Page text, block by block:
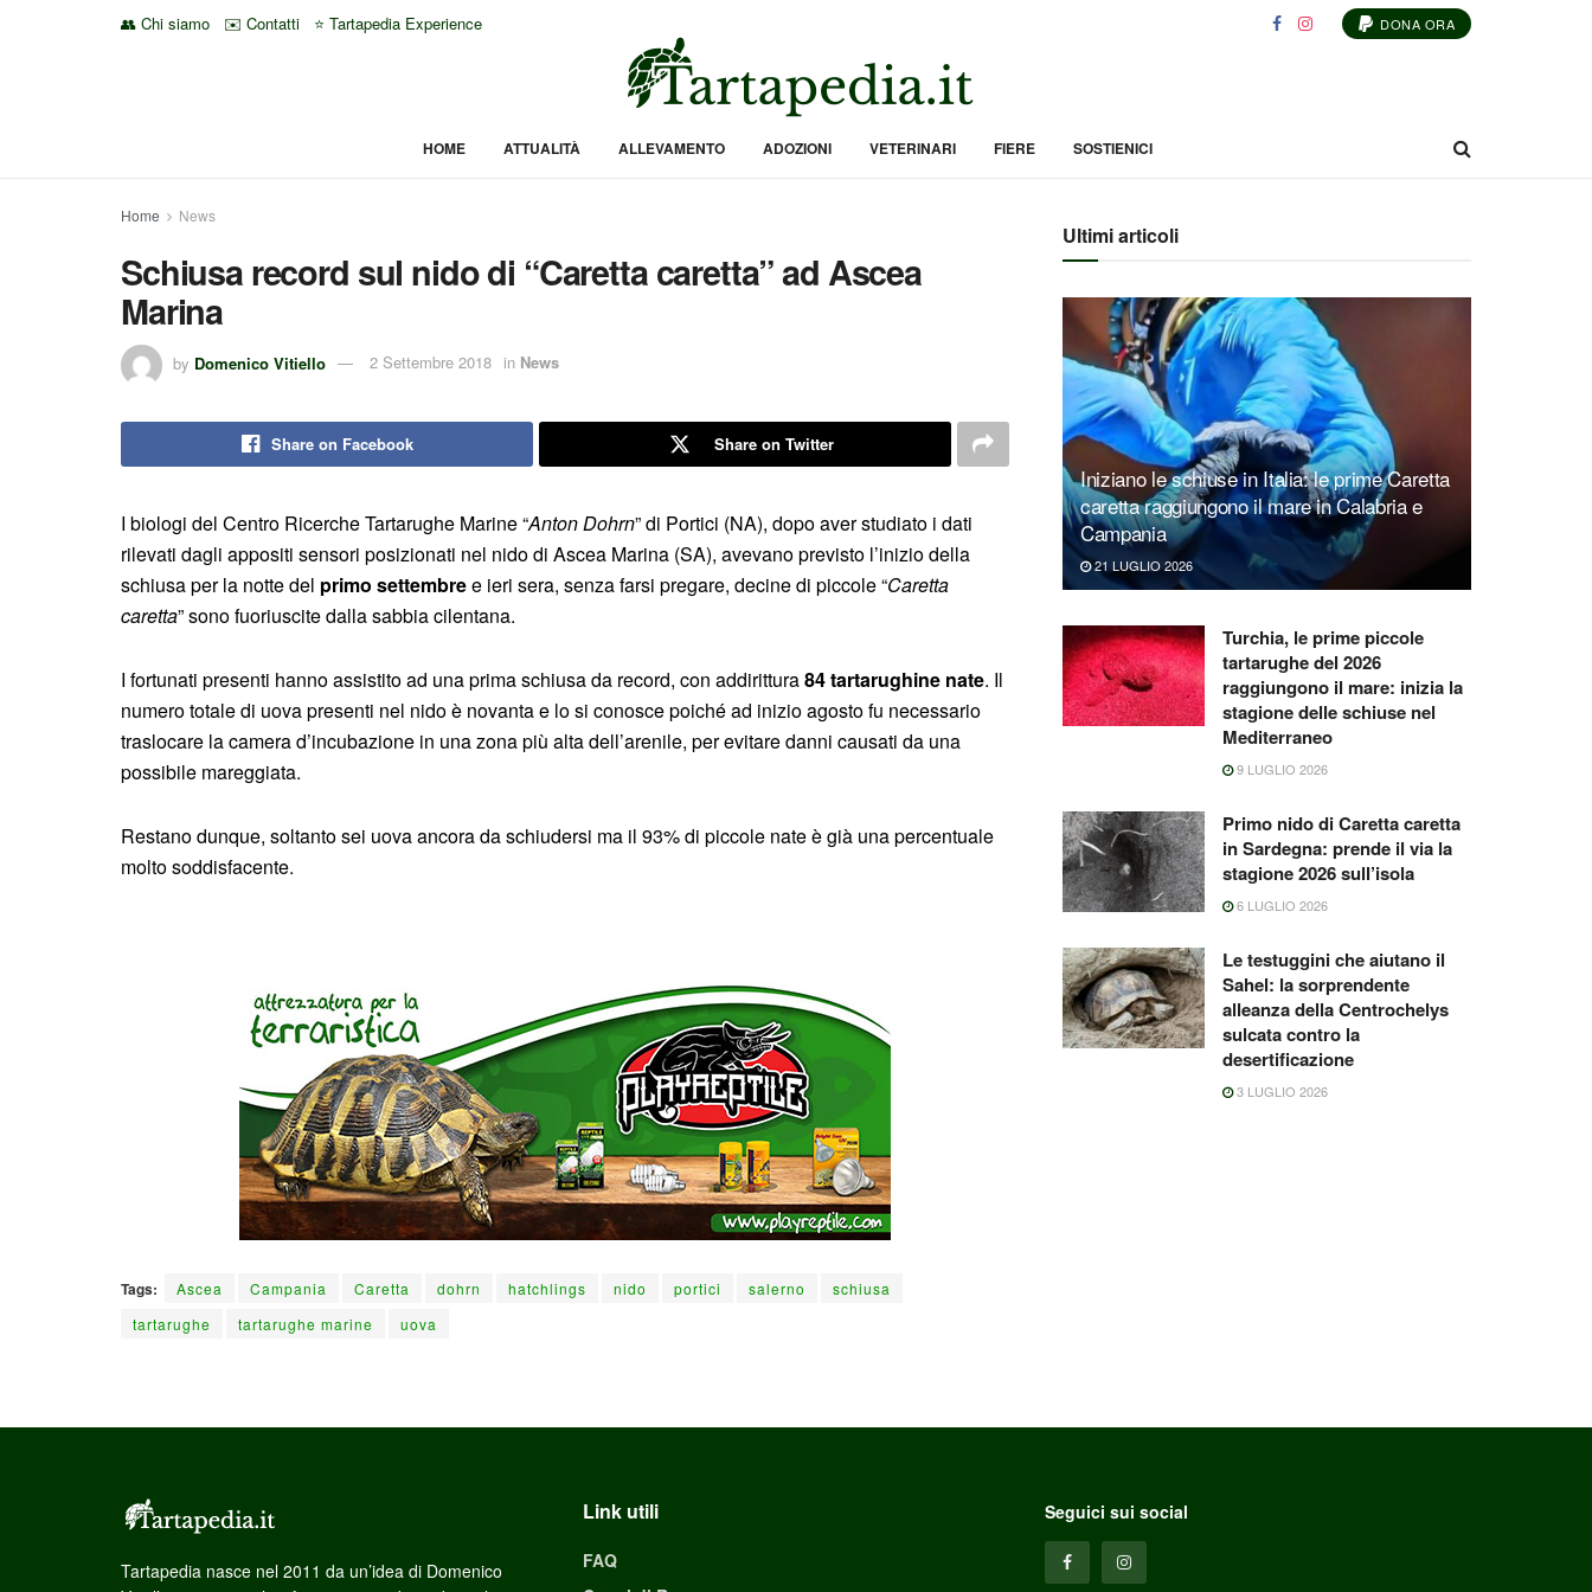
👥 Chi siamo ✉️ Contatti ⭐ Tartapedia Experience DONA ORA
HOME ATTUALITÀ ALLEVAMENTO ADOZIONI VETERINARI FIERE SOSTIENICI
Home News
Schiusa record sul nido di “Caretta caretta” ad Ascea
Marina
by Domenico Vitiello 2 Settembre 2018 in News
Share on Facebook Share on Twitter
I biologi del Centro Ricerche Tartarughe Marine “Anton Dohrn” di Portici (NA), dopo aver studiato i dati
rilevati dagli appositi sensori posizionati nel nido di Ascea Marina (SA), avevano previsto l’inizio della
schiusa per la notte del primo settembree ieri sera, senza farsi pregare, decine di piccole “Caretta
caretta” sono fuoriuscite dalla sabbia cilentana.
I fortunati presenti hanno assistito ad una prima schiusa da record, con addirittura84 tartarughine nate. Il
numero totale di uova presenti nel nido è novanta e lo si conosce poiché ad inizio agosto fu necessario
traslocare la camera d’incubazione in una zona più alta dell’arenile, per evitare danni causati da una
possibile mareggiata.
Restano dunque, soltanto sei uova ancora da schiudersi ma il 93% di piccole nate è già una percentuale
molto soddisfacente.
Tags: Ascea Campania Caretta dohrn hatchlings nido portici salerno
schiusa
tartarughe
tartarughe marine uova
Ultimi articoli
Iniziano le schiuse in Italia: le prime Caretta
caretta raggiungono il mare in Calabria e
Campania
21 LUGLIO 2026
Turchia, le prime piccole
tartarughe del 2026
raggiungono il mare: inizia la
stagione delle schiuse nel
Mediterraneo
9 LUGLIO 2026
Primo nido di Caretta caretta
in Sardegna: prende il via la
stagione 2026 sull’isola
6 LUGLIO 2026
Le testuggini che aiutano il
Sahel: la sorprendente
alleanza della Centrochelys
sulcata contro la
desertificazione
3 LUGLIO 2026
Tartapedia nasce nel 2011 da un’idea di Domenico
Link utili
FAQ
Seguici sui social